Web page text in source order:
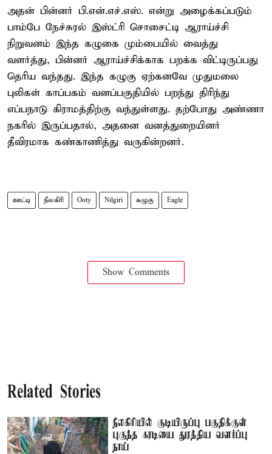
அதன் பின்னர் பி.என்.எச்.எஸ். என்று அழைக்கப்படும்
பாம்பே நேச்சுரல் இஸ்ட்ரி சொசைட்டி ஆராய்ச்சி
நிறுவனம் இந்த கழுகை மும்பையில் வைத்து
வளர்த்து, பின்னர் ஆராய்ச்சிக்காக பறக்க விட்டிருப்பது
தெரிய வந்தது. இந்த கழுகு ஏற்கனவே முதுமலை
புலிகள் காப்பகம் வனப்பகுதியில் பறந்து திரிந்து
எப்பநாடு கிராமத்திற்கு வந்துள்ளது. தற்போது அண்ணா
நகரில் இருப்பதால், அதனை வனத்துறையினர்
தீவிரமாக கண்காணித்து வருகின்றனர்.
ஊட்டி நீலகிரி Ooty Nilgiri கழுகு Eagle
Show Comments
Related Stories
நீலகிரியில் குடியிருப்பு பகுதிக்குள்
புகுந்த கரடியை துரத்திய வளர்ப்பு
நாய்